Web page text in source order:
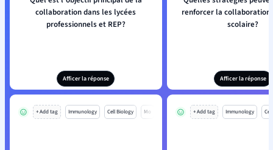
collaboration dans les lycées
professionnels et REP?
Afficer la réponse
renforcer la collaboration
scolaire?
Afficer la réponse
+ Add tag Immunology Cell Biology Mo + Add tag Immunology